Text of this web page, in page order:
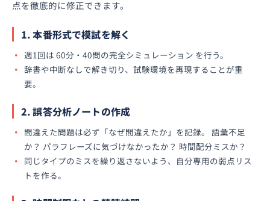
点を徹底的に修正できます。
1. 本番形式で模試を解く
週1回は 60分・40問の完全シミュレーション を行う。
辞書や中断なしで解き切り、試験環境を再現することが重
要。
2. 誤答分析ノートの作成
間違えた問題は必ず「なぜ間違えたか」を記録。 語彙不足
か？ パラフレーズに気づけなかったか？ 時間配分ミスか？
同じタイプのミスを繰り返さないよう、自分専用の弱点リス
トを作る。